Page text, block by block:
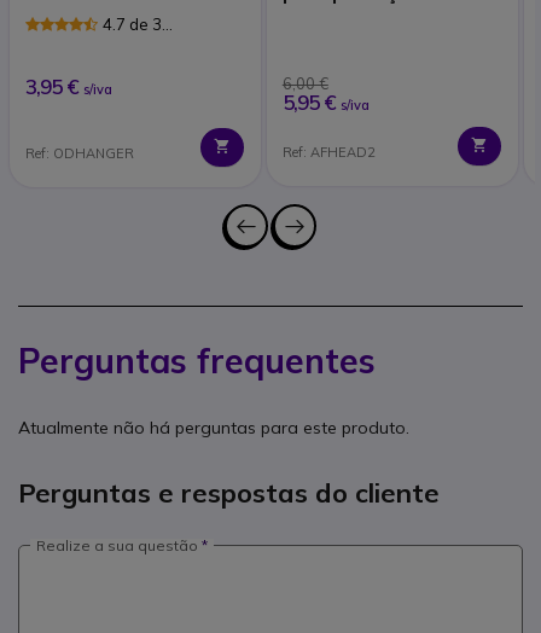
4.7 de 3
3,95 € s/iva
Ref: ODHANGER
6,00 €
5,95 € s/iva
Ref: AFHEAD2
Perguntas frequentes
Atualmente não há perguntas para este produto.
Perguntas e respostas do cliente
Realize a sua questão